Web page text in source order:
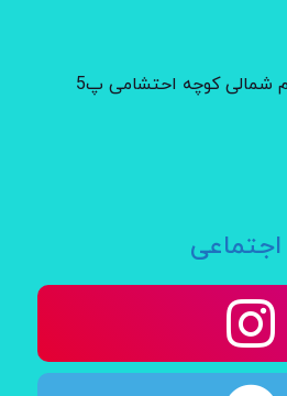
شمالی کوچه احتشامی پ5